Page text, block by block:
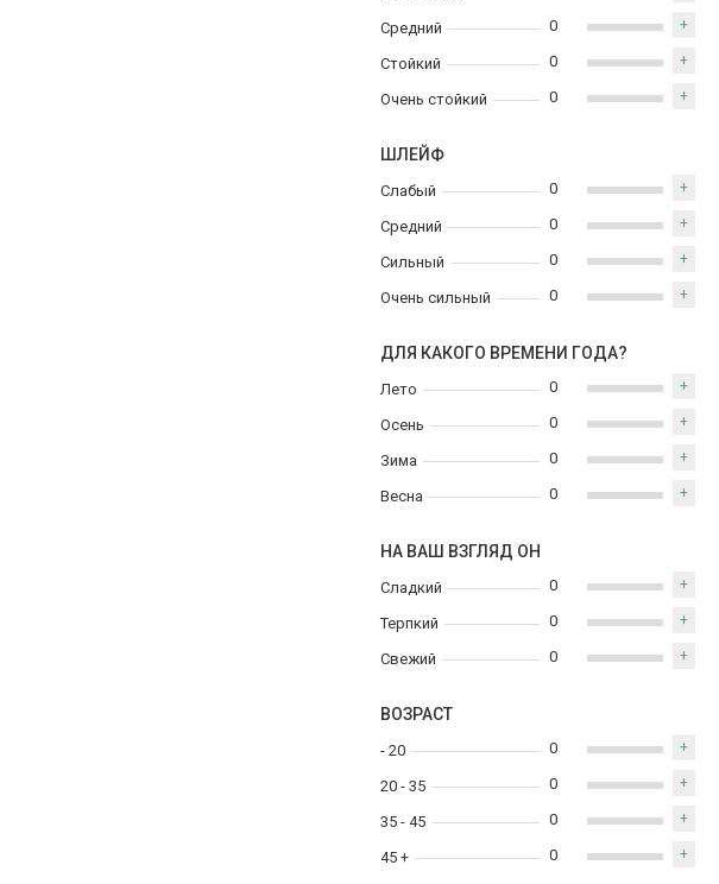
Средний
Стойкий
Очень стойкий
0 +
0 +
0 +
ШЛЕЙФ
Слабый
Средний
Сильный
Очень сильный
0 +
0 +
0 +
0 +
ДЛЯ КАКОГО ВРЕМЕНИ ГОДА?
Лето
Осень
Зима
Весна
0 +
0 +
0 +
0 +
НА ВАШ ВЗГЛЯД ОН
Сладкий
Терпкий
Свежий
0 +
0 +
0 +
ВОЗРАСТ
- 20
20 - 35
35 - 45
45 +
0 +
0 +
0 +
0 +